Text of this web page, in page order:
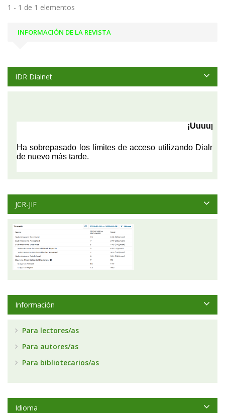
1 - 1 de 1 elementos
INFORMACIÓN DE LA REVISTA
IDR Dialnet
JCR-JIF
Información
Para lectores/as
Para autores/as
Para bibliotecarios/as
Idioma